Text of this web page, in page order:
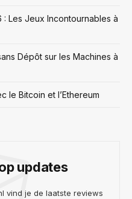
Les Jeux Incontournables à
Dépôt sur les Machines à
le Bitcoin et l’Ethereum
updates
vind je de laatste reviews